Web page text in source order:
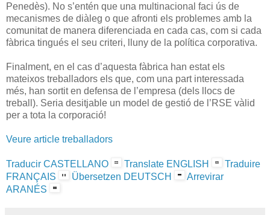
Penedès). No s’entén que una multinacional faci ús de
mecanismes de diàleg o que afronti els problemes amb la
comunitat de manera diferenciada en cada cas, com si cada
fàbrica tingués el seu criteri, lluny de la política corporativa.
Finalment, en el cas d’aquesta fàbrica han estat els
mateixos treballadors els que, com una part interessada
més, han sortit en defensa de l’empresa (dels llocs de
treball). Seria desitjable un model de gestió de l’RSE vàlid
per a tota la corporació!
Veure article treballadors
Traducir CASTELLANO Translate ENGLISH
Traduire
FRANÇAIS
Übersetzen DEUTSCH
Arrevirar
ARANÉS